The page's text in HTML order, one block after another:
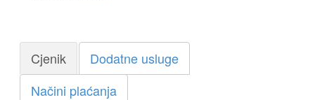
Cjenik
Dodatne usluge
Načini plaćanja